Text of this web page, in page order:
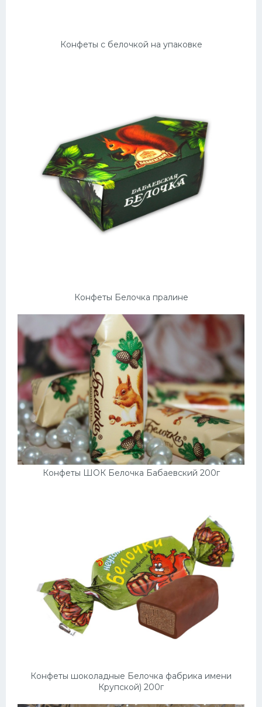
Конфеты с белочкой на упаковке
Конфеты Белочка пралине
Конфеты ШОК Белочка Бабаевский 200г
Конфеты шоколадные Белочка фабрика имени
Крупской) 200г